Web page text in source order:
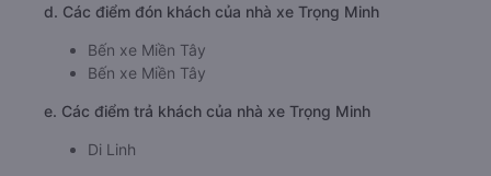
d. Các điểm đón khách của nhà xe Trọng Minh
Bến xe Miền Tây
Bến xe Miền Tây
e. Các điểm trả khách của nhà xe Trọng Minh
Di Linh